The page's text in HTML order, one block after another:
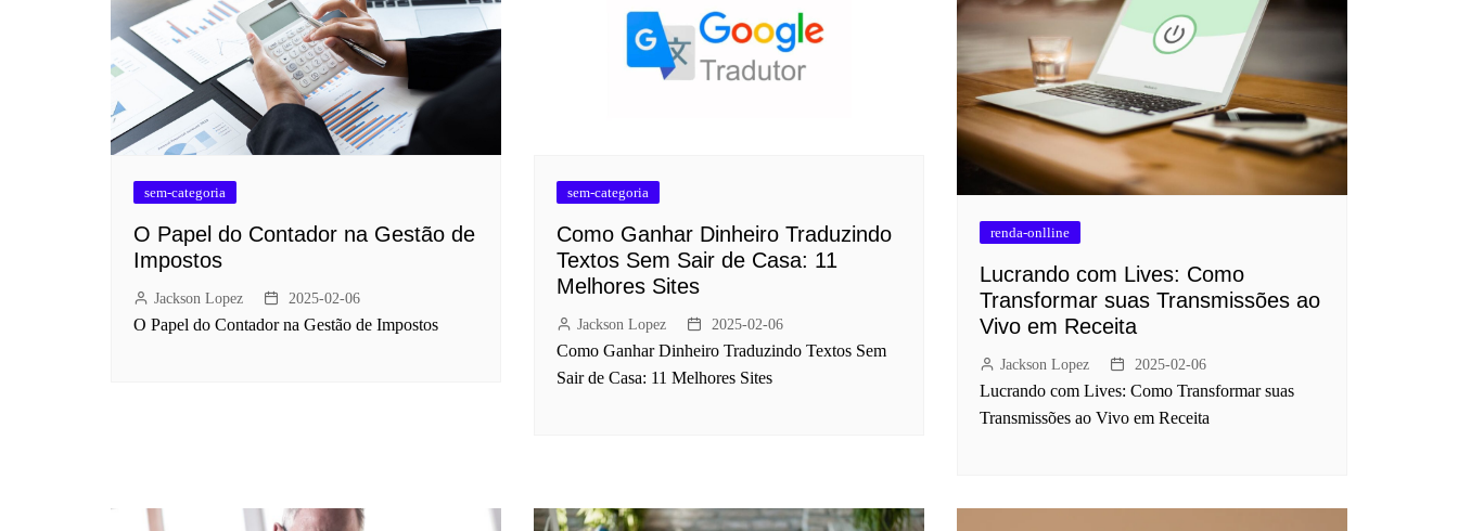
sem-categoria
O Papel do Contador na Gestão de
Impostos
Jackson Lopez 2025-02-06
O Papel do Contador na Gestão de Impostos
sem-categoria
Como Ganhar Dinheiro Traduzindo
Textos Sem Sair de Casa: 11
Melhores Sites
Jackson Lopez 2025-02-06
Como Ganhar Dinheiro Traduzindo Textos Sem
Sair de Casa: 11 Melhores Sites
renda-onlline
Lucrando com Lives: Como
Transformar suas Transmissões ao
Vivo em Receita
Jackson Lopez 2025-02-06
Lucrando com Lives: Como Transformar suas
Transmissões ao Vivo em Receita